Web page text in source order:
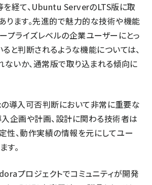
を経て、Ubuntu ServerのLTS版に取
ります。先進的で魅力的な技術や機能
プライズレベルの企業ユーザーにとっ
と判断されるような機能については、
ないか、通常版で取り込まれる傾向に
導入可否判断において非常に重要な
入企画や計画、設計に関わる技術者は
性、動作実績の情報を元にしてユー
す。
プロジェクトでコミュニティが開発